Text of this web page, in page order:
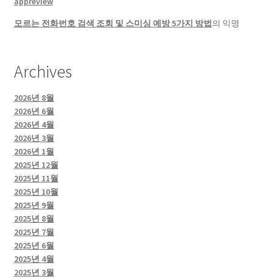
모르는 전화번호 검색 조회 및 스미싱 예방 5가지 방법의 익명
Archives
2026년 8월
2026년 6월
2026년 4월
2026년 3월
2026년 1월
2025년 12월
2025년 11월
2025년 10월
2025년 9월
2025년 8월
2025년 7월
2025년 6월
2025년 4월
2025년 3월